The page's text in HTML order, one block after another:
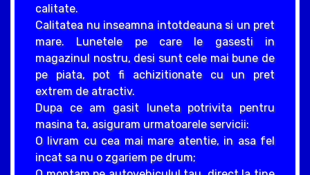
calitate.
Calitatea nu inseamna intotdeauna si un pret
mare. Lunetele pe care le gasesti in
magazinul nostru, desi sunt cele mai bune de
pe piata, pot fi achizitionate cu un pret
extrem de atractiv.
Dupa ce am gasit luneta potrivita pentru
masina ta, asiguram urmatoarele servicii:
O livram cu cea mai mare atentie, in asa fel
incat sa nu o zgariem pe drum;